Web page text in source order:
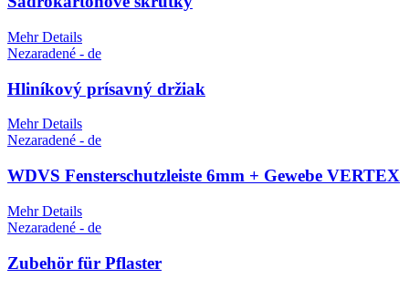
Mehr Details
Nezaradené - de
Hliníkový prísavný držiak
Mehr Details
Nezaradené - de
WDVS Fensterschutzleiste 6mm + Gewebe VERTEX
Mehr Details
Nezaradené - de
Zubehör für Pflaster